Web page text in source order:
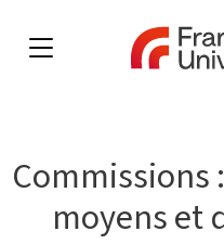
Commissions :
moyens et